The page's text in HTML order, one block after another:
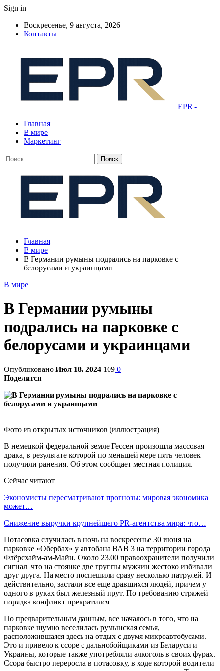
Sign in
Воскресенье, 9 августа, 2026
Контакты
EPR -
Главная
В мире
Маркетинг
Главная
В мире
В Германии румыны подрались на парковке с
белорусами и украинцами
В мире
В Германии румыны
подрались на парковке с
белорусами и украинцами
Опубликовано Июл 18, 2024 109 0
Поделится
Фото из открытых источников (иллюстрация)
В немецкой федеральной земле Гессен произошла массовая
драка, в результате которой по меньшей мере пять человек
получили ранения. Об этом сообщает местная полиция.
Сейчас читают
Экономисты пересматривают прогнозы: мировая экономика
может…
Снижение выручки крупнейшего PR-агентства мира: что…
Потасовка случилась в ночь на воскресенье 30 июня на
парковке «Обербах» у автобана ВАВ 3 на территории города
Флёрсхайм-ам-Майн. Около 23.00 правоохранители получили
сигнал, что на стоянке две группы мужчин жестоко избивали
друг друга. На место поспешили сразу несколько патрулей. И
действительно, застали все еще дравшихся людей, причем у
одного в руках был железный прут. По требованию стражей
порядка конфликт прекратился.
По предварительным данным, все началось в того, что на
парковке шумно веселилась румынская семья,
расположившаяся здесь на отдых с двумя микроавтобусами.
Это и привело к ссоре с дальнобойщиками из Беларуси и
Украины, которые также употребляли алкоголь в своих фурах.
Ссора быстро переросла в потасовку, в ходе которой водители